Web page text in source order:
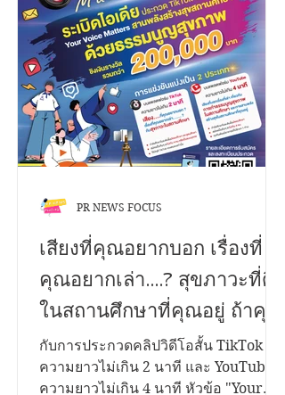
เสียงที่คุณอยากบอก เรื่องที่
คุณอยากเล่า....? สุขภาวะที่ดี
ในสถานศึกษาที่คุณอยู่ ถ้าคุณ
มีเรื่องราวดีๆอยากนำ
กับการประกวดคลิปวิดีโอสั้น TikTok
PR NEWS FOCUS